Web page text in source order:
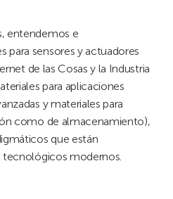
entendemos e
para sensores y actuadores
de las Cosas y la Industria
para aplicaciones
y materiales para
como de almacenamiento),
que están
modernos.